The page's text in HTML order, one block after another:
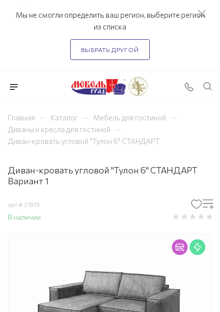
Мы не смогли определить ваш регион, выберите регион
из списка
ВЫБРАТЬ ДРУГОЙ
Главная — Каталог — Мебель для гостиной —
Диваны и кресла для гостиной —
Диван-кровать угловой "Тулон 6" СТАНДАРТ
Диван-кровать угловой "Тулон 6" СТАНДАРТ
Вариант 1
арт.# 21979
В наличии